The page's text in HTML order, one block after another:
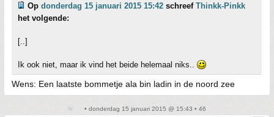
Op donderdag 15 januari 2015 15:42 schreef Thinkk-Pinkk
het volgende:
[..]
Ik ook niet, maar ik vind het beide helemaal niks..
Wens: Een laatste bommetje ala bin ladin in de noord zee
• donderdag 15 januari 2015 @ 15:43 • 46